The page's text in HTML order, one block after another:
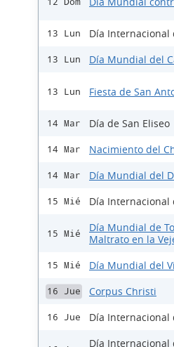
13 Lun Día Internacional
13 Lun Día Mundial del
13 Lun Fiesta de San
14 Mar Día de San Eliseo
14 Mar Nacimiento del
14 Mar Día Mundial del
15 Mié Día
15 Mié
Día Mundial de
Maltrato en la
15 Mié Día Mundial del
16 Jue Corpus Christi
16 Jue Día Internacional
Día Internacional